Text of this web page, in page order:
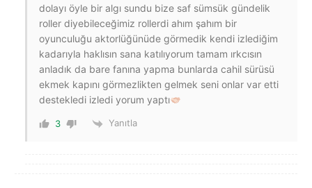
dolayı öyle bir algı sundu bize saf sümsük gündelik
roller diyebileceğimiz rollerdi ahım şahım bir
oyunculuğu aktorlüğünüde görmedik kendi izlediğim
kadarıyla haklısın sana katılıyorum tamam ırkcısın
anladık da bare fanına yapma bunlarda cahil sürüsü
ekmek kapını görmezlikten gelmek seni onlar var etti
destekledi izledi yorum yaptı
3 Yanıtla